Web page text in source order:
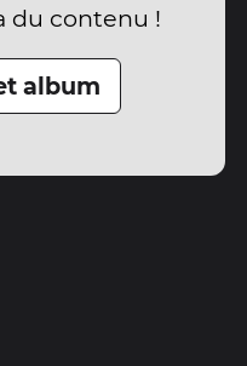
du contenu !
album